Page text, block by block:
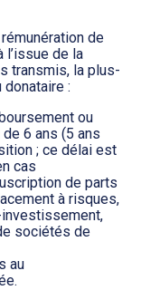
de
l’issue de la
transmis, la plus-
:
ou
6 ans (5 ans
; ce délai est
cas
de parts
à risques,
sociétés de
au